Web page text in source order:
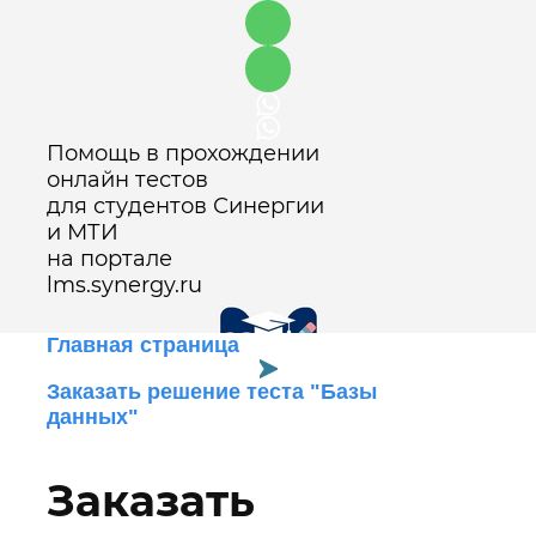
Помощь в прохождении
онлайн тестов
для студентов Синергии
и МТИ
на портале
lms.synergy.ru
Оставить заявку
Главная страница
Заказать решение теста "Базы
данных"
Заказать